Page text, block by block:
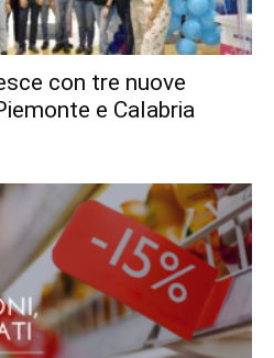
con tre nuove
e Calabria